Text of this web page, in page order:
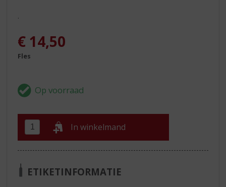
.
€ 14,50
Fles
In winkelmand
ETIKETINFORMATIE